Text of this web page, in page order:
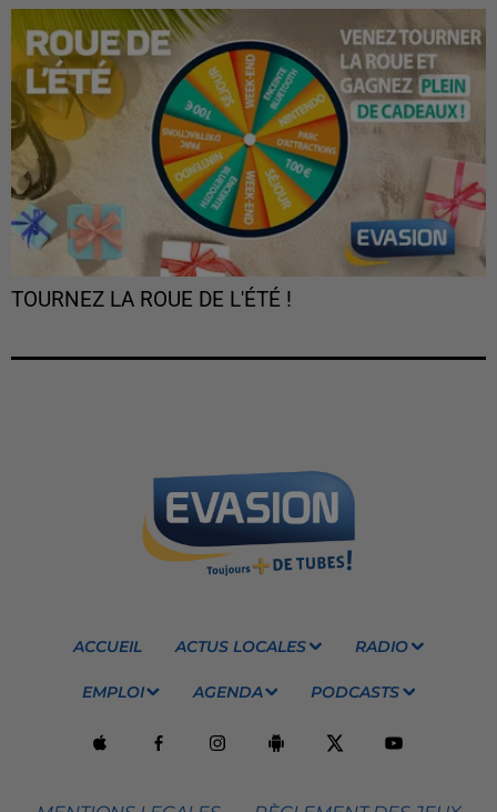
TOURNEZ LA ROUE DE L'ÉTÉ !
ACCUEIL ACTUS LOCALES RADIO
EMPLOI AGENDA PODCASTS